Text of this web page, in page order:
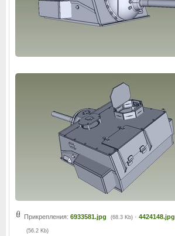
Прикрепления: 6933581.jpg (68.3 Kb) · 4424148.jpg
(56.2 Kb)